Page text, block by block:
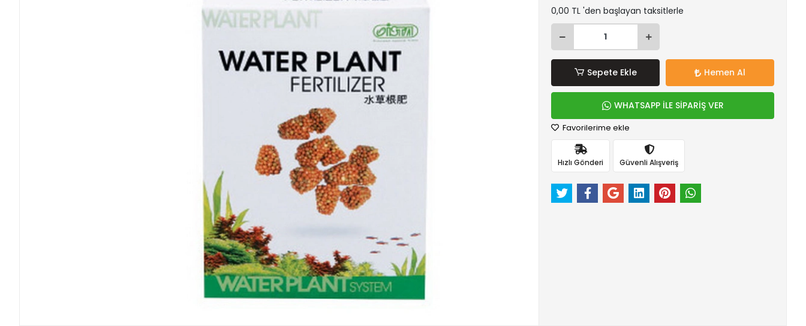
0,00 TL 'den başlayan taksitlerle
Sepete Ekle Hemen Al
WHATSAPP İLE SİPARİŞ VER
Favorilerime ekle
Hızlı Gönderi Güvenli Alışveriş